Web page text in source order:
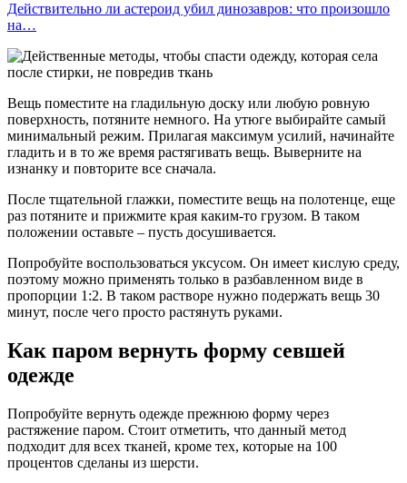
Действительно ли астероид убил динозавров: что произошло
на…
Вещь поместите на гладильную доску или любую ровную
поверхность, потяните немного. На утюге выбирайте самый
минимальный режим. Прилагая максимум усилий, начинайте
гладить и в то же время растягивать вещь. Выверните на
изнанку и повторите все сначала.
После тщательной глажки, поместите вещь на полотенце, еще
раз потяните и прижмите края каким-то грузом. В таком
положении оставьте – пусть досушивается.
Попробуйте воспользоваться уксусом. Он имеет кислую среду,
поэтому можно применять только в разбавленном виде в
пропорции 1:2. В таком растворе нужно подержать вещь 30
минут, после чего просто растянуть руками.
Как паром вернуть форму севшей
одежде
Попробуйте вернуть одежде прежнюю форму через
растяжение паром. Стоит отметить, что данный метод
подходит для всех тканей, кроме тех, которые на 100
процентов сделаны из шерсти.